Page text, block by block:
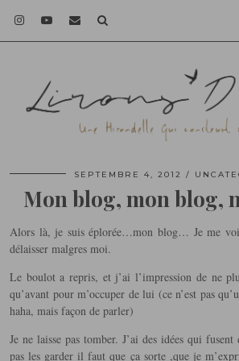
SEPTEMBRE 4, 2012
Mon blog, mon blog,
Alors là, je suis éplorée…mon blog… Je me
délaisser malgres moi.
Le boulot a repris, et j’ai l’impression de ne
qu’avant pour m’occuper de lui (ce n’est pas
haha, mais façon de parler)
Je ne laisse pas tomber. J’ai des idées qui
pas les garder il faut que ça sorte ,que je